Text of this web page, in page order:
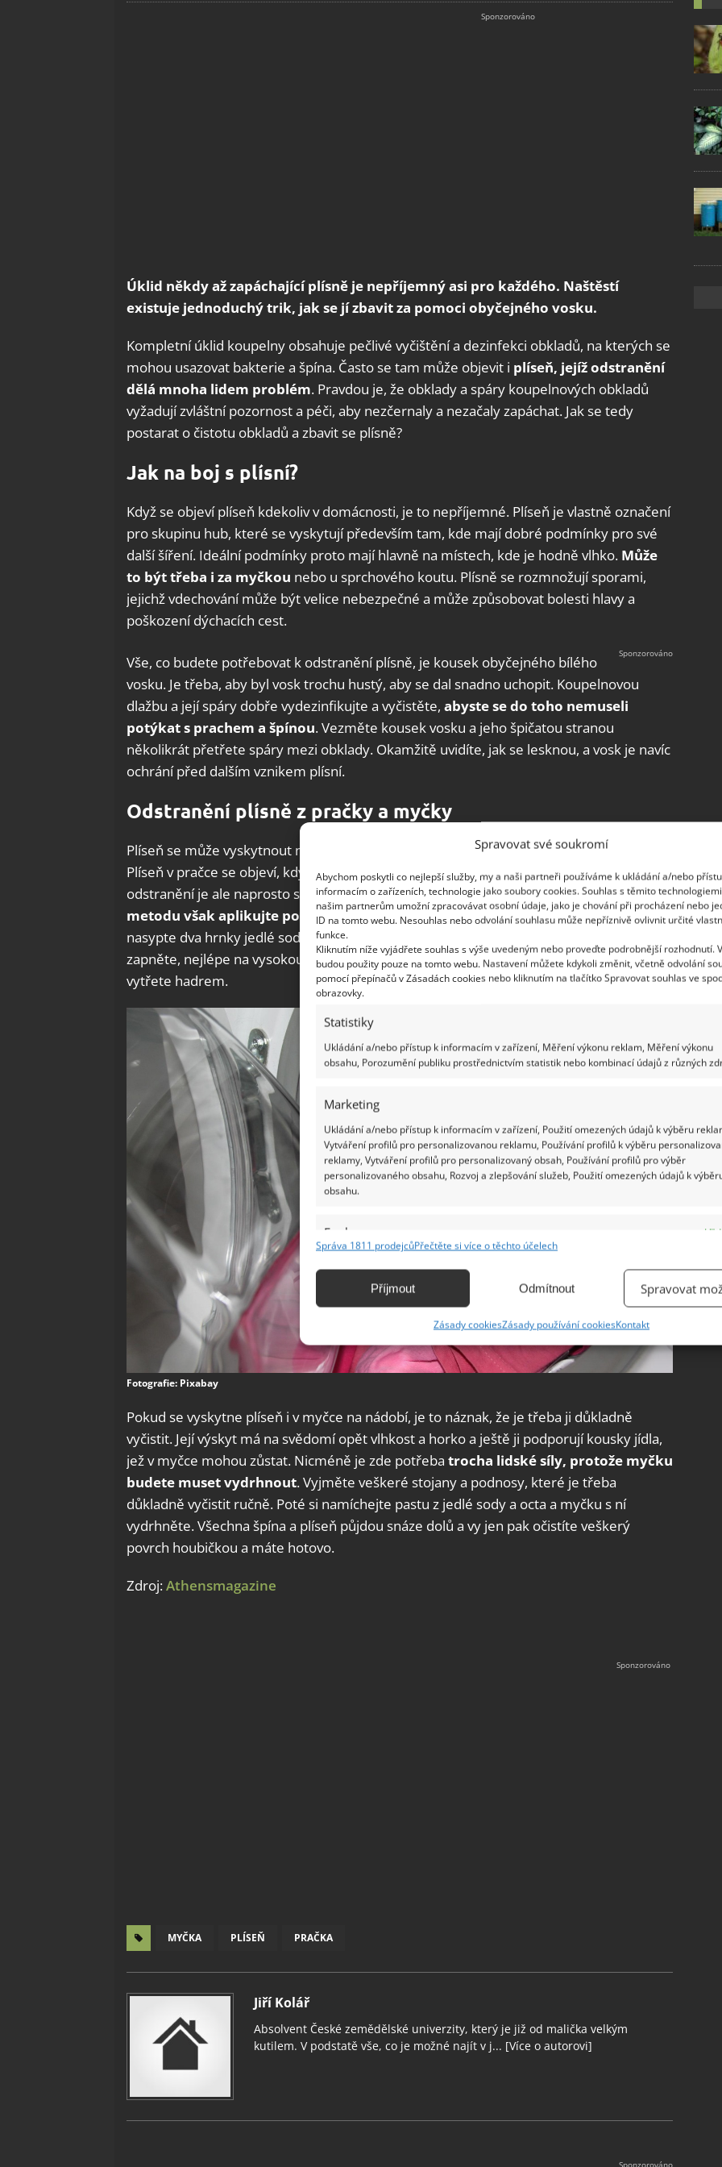
Spravovat své soukromí
Abychom poskytli co nejlepší služby, my a naši partneři používáme k ukládání a/nebo
informacím o zařízeních, technologie jako soubory cookies. Souhlas s těmito
našim partnerům umožní zpracovávat osobní údaje, jako je chování při procházení nebo
ID na tomto webu. Nesouhlas nebo odvolání souhlasu může nepříznivě ovlivnit určité
funkce.
Kliknutím níže vyjádřete souhlas s výše uvedeným nebo proveďte podrobnější rozhodnutí.
budou použity pouze na tomto webu. Nastavení můžete kdykoli změnit, včetně odvolání
pomocí přepínačů v Zásadách cookies nebo kliknutím na tlačítko Spravovat souhlas ve
obrazovky.
Statistiky
Ukládání a/nebo přístup k informacím v zařízení, Měření výkonu reklam, Měření výkonu
obsahu, Porozumění publiku prostřednictvím statistik nebo kombinací údajů z různých
Marketing
Ukládání a/nebo přístup k informacím v zařízení, Použití omezených údajů k výběru
Vytváření profilů pro personalizovanou reklamu, Používání profilů k výběru
reklamy, Vytváření profilů pro personalizovaný obsah, Používání profilů pro výběr
personalizovaného obsahu, Rozvoj a zlepšování služeb, Použití omezených údajů k
obsahu.
Funkce
Identifikace zařízení na základě automaticky přenášených informací.
základě aktivně vyžádaných informací.
Zajištění bezpečnosti, předcházení a zjišťování podvodů a
Ukládání a sdělování voleb ochrany osobních údajů.
Správa 1811 prodejcůPřečtěte si více o těchto účelech
Příjmout Odmítnout Spravovat
Zásady cookiesZásady používání cookiesKontakt
Úklid někdy až zapáchající plísně je nepříjemný asi pro každého. Naštěstí
existuje jednoduchý trik, jak se jí zbavit za pomoci obyčejného vosku.
Kompletní úklid koupelny obsahuje pečlivé vyčištění a dezinfekci obkladů, na kterých se
mohou usazovat bakterie a špína. Často se tam může objevit i plíseň, jejíž odstranění
dělá mnoha lidem problém. Pravdou je, že obklady a spáry koupelnových obkladů
vyžadují zvláštní pozornost a péči, aby nezčernaly a nezačaly zapáchat. Jak se tedy
postarat o čistotu obkladů a zbavit se plísně?
Jak na boj s plísní?
Když se objeví plíseň kdekoliv v domácnosti, je to nepříjemné. Plíseň je vlastně označení
pro skupinu hub, které se vyskytují především tam, kde mají dobré podmínky pro své
další šíření. Ideální podmínky proto mají hlavně na místech, kde je hodně vlhko. Může
to být třeba i za myčkou nebo u sprchového koutu. Plísně se rozmnožují sporami,
jejichž vdechování může být velice nebezpečné a může způsobovat bolesti hlavy a
poškození dýchacích cest.
Vše, co budete potřebovat k odstranění plísně, je kousek obyčejného bílého
vosku. Je třeba, aby byl vosk trochu hustý, aby se dal snadno uchopit. Koupelnovou
dlažbu a její spáry dobře vydezinfikujte a vyčistěte, abyste se do toho nemuseli
potýkat s prachem a špínou. Vezměte kousek vosku a jeho špičatou stranou
několikrát přetřete spáry mezi obklady. Okamžitě uvidíte, jak se lesknou, a vosk je navíc
ochrání před dalším vznikem plísní.
Odstranění plísně z pračky a myčky
Plíseň se může vyskytnout nejen na zdech a obkladech, ale i v pračce nebo myčce.
Plíseň v pračce se objeví, když se koupelna příliš zapaří horkem a vlhkostí. Její
odstranění je ale naprosto snadné a postačí vám k tomu pouze jedlá soda a ocet.Tuto
metodu však aplikujte pouze v prázdné pračce. Do prázdného bubnu pračky
nasypte dva hrnky jedlé sody a do zásobníku na prací prášek nalijte ocet. Pračku poté
zapněte, nejlépe na vysokou teplotu. Jakmile program skončí, pračku a zbytky špíny
vytřete hadrem.
Fotografie: Pixabay
Pokud se vyskytne plíseň i v myčce na nádobí, je to náznak, že je třeba ji důkladně
vyčistit. Její výskyt má na svědomí opět vlhkost a horko a ještě ji podporují kousky jídla,
jež v myčce mohou zůstat. Nicméně je zde potřeba trocha lidské síly, protože myčku
budete muset vydrhnout. Vyjměte veškeré stojany a podnosy, které je třeba
důkladně vyčistit ručně. Poté si namíchejte pastu z jedlé sody a octa a myčku s ní
vydrhněte. Všechna špína a plíseň půjdou snáze dolů a vy jen pak očistíte veškerý
povrch houbičkou a máte hotovo.
Zdroj:Athensmagazine
MYČKA PLÍSEŇ PRAČKA
Jiří Kolář
Absolvent České zemědělské univerzity, který je již od malička velkým
kutilem. V podstatě vše, co je možné najít v j... [Více o autorovi]